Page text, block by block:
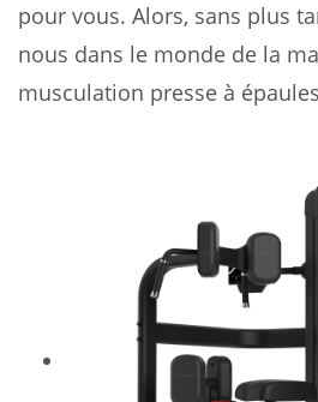
pour vous. Alors, sans plus
nous dans le monde de la
musculation presse à